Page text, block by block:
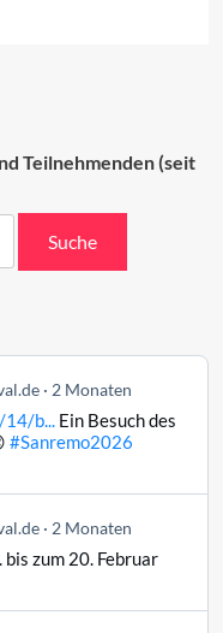
Teilnehmenden (seit
Suche
2 Monaten
b...Ein Besuch des
#Sanremo2026
2 Monaten
zum 20. Februar